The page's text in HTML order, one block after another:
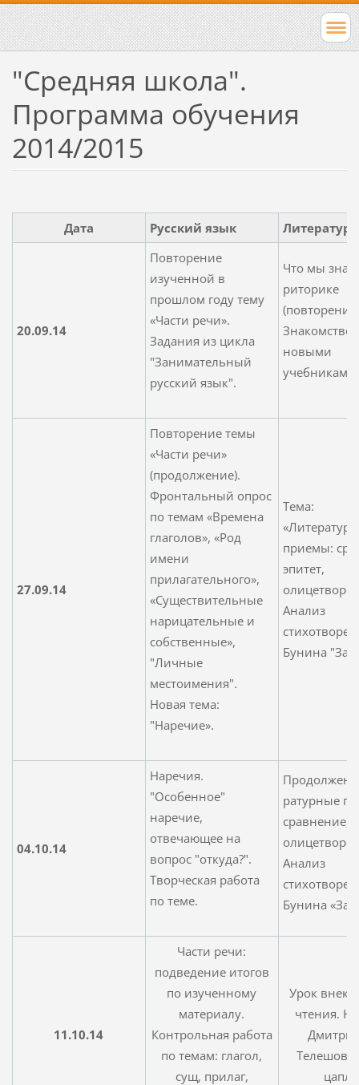
"Средняя школа".
Программа обучения
2014/2015
Дата Русский язык Литература
20.09.14
Повторение
изученной в
прошлом году тему
«Части речи».
Задания из цикла
"Занимательный
русский язык".
Что мы
риторике
Знакомство
новыми
27.09.14
Повторение темы
«Части речи»
(продолжение).
Фронтальный опрос
по темам «Времена
глаголов», «Род
имени
прилагательного»,
«Существительные
нарицательные и
собственные»,
"Личные
местоимения".
Новая тема:
"Наречие».
Тема:
приемы:
эпитет,
Анализ
Бунина
04.10.14
Наречия.
"Особенное"
наречие,
отвечающее на
вопрос "откуда?".
Творческая работа
по теме.
ратурные
сравнение,
Анализ
Бунина
11.10.14
Части речи:
подведение итогов
по изученному
материалу.
Контрольная работа
по темам: глагол,
сущ, прилаг,
Урок
чтения.
Телешов.